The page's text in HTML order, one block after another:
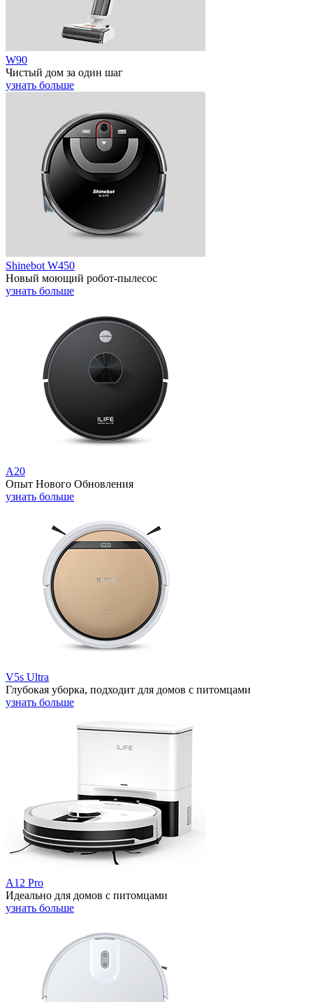
W90
Чистый дом за один шаг
узнать больше
Shinebot W450
Новый моющий робот-пылесос
узнать больше
A20
Опыт Нового Обновления
узнать больше
V5s Ultra
Глубокая уборка, подходит для домов с питомцами
узнать больше
A12 Pro
Идеально для домов с питомцами
узнать больше